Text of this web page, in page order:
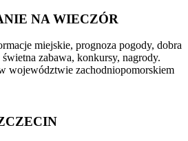
NA WIECZÓR
miejskie, prognoza pogody, dobra
zabawa, konkursy, nagrody.
województwie zachodniopomorskiem